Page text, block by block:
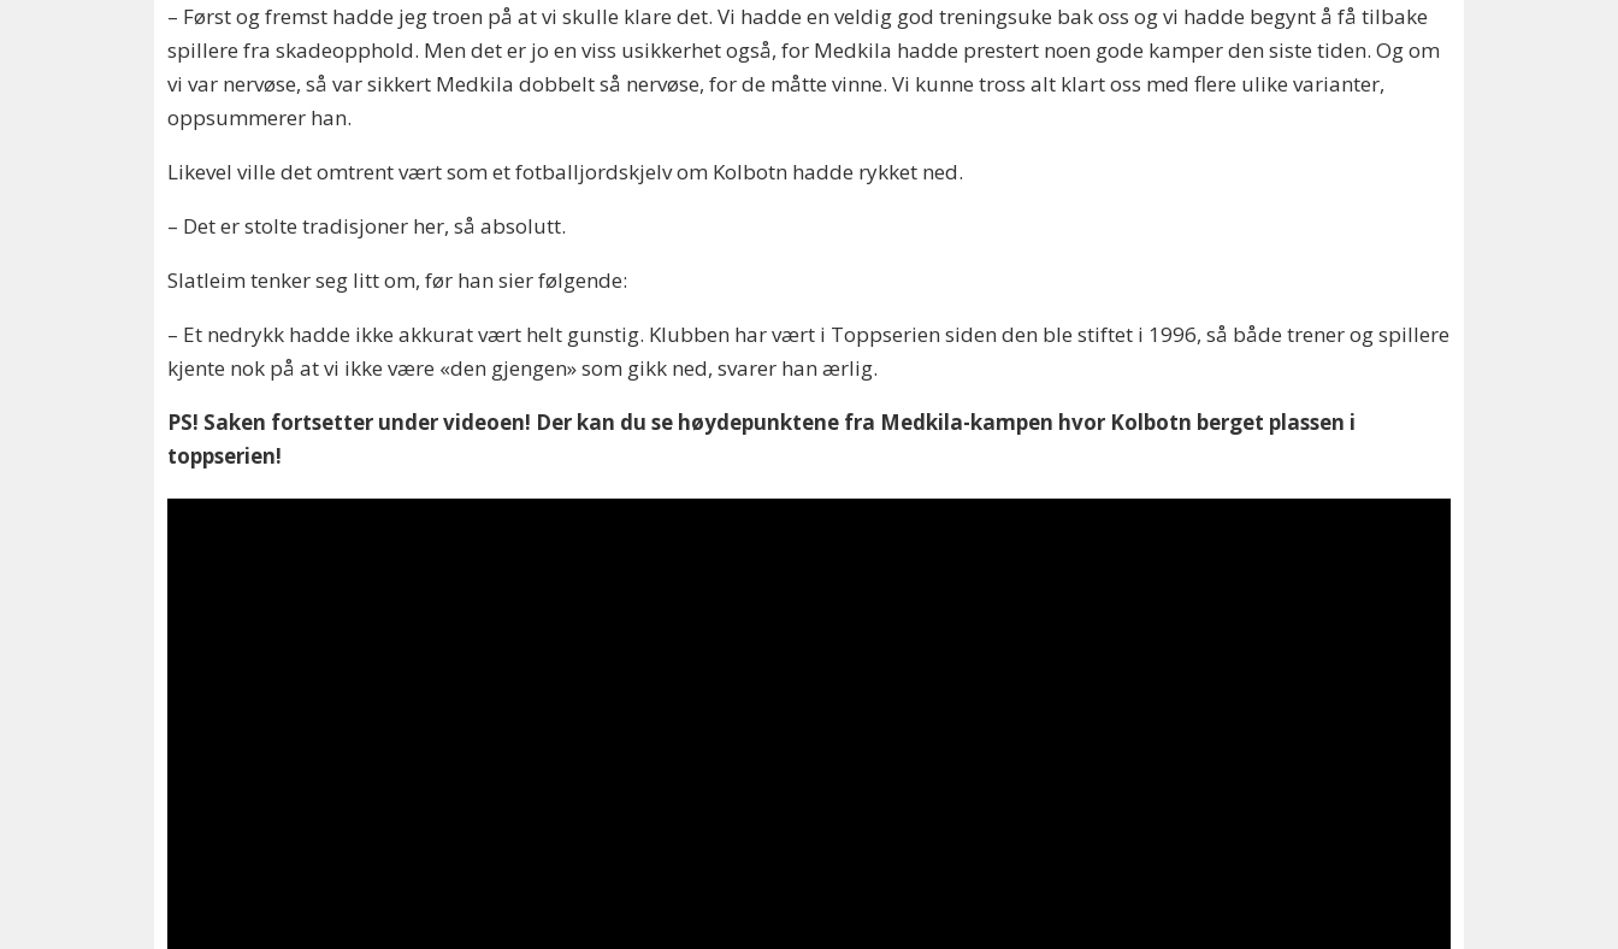
– Først og fremst hadde jeg troen på at vi skulle klare det. Vi hadde en veldig god treningsuke bak oss og vi hadde begynt å få tilbake
spillere fra skadeopphold. Men det er jo en viss usikkerhet også, for Medkila hadde prestert noen gode kamper den siste tiden. Og om
vi var nervøse, så var sikkert Medkila dobbelt så nervøse, for de måtte vinne. Vi kunne tross alt klart oss med flere ulike varianter,
oppsummerer han.
Likevel ville det omtrent vært som et fotballjordskjelv om Kolbotn hadde rykket ned.
– Det er stolte tradisjoner her, så absolutt.
Slatleim tenker seg litt om, før han sier følgende:
– Et nedrykk hadde ikke akkurat vært helt gunstig. Klubben har vært i Toppserien siden den ble stiftet i 1996, så både trener og spillere
kjente nok på at vi ikke være «den gjengen» som gikk ned, svarer han ærlig.
PS! Saken fortsetter under videoen! Der kan du se høydepunktene fra Medkila-kampen hvor Kolbotn berget plassen i
toppserien!